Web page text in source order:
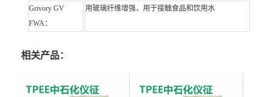
Grivory GV
FWA：
用玻璃纤维增强，用于接触食品和饮用水
相关产品：